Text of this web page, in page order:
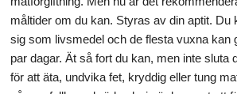
måltider om du kan. Styras av din aptit. Du
sig som livsmedel och de flesta vuxna kan
par dagar. Ät så fort du kan, men inte sluta
för att äta, undvika fet, kryddig eller tung